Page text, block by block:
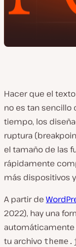
Hacer que el
no es tan sencillo
tiempo, los
ruptura
el tamaño de las
rápidamente
más dispositivos
A partir de
2022), hay una
tu archivo